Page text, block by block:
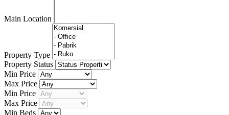
Main Location
Property Type
Property Status
Min Price
Max Price
Min Price
Max Price
Min Beds